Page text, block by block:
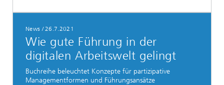
News /26.7.2021
Wie gute Führung in der
digitalen Arbeitswelt gelingt
Buchreihe beleuchtet Konzepte für partizipative
Managementformen und Führungsansätze